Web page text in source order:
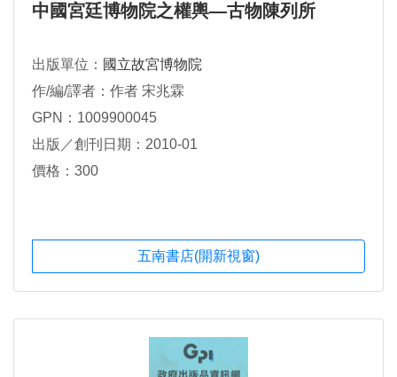
中國宮廷博物院之權輿—古物陳列所
出版單位： 國立故宮博物院
作/編/譯者：作者 宋兆霖
GPN：1009900045
出版／創刊日期：2010-01
價格：300
五南書店(開新視窗)